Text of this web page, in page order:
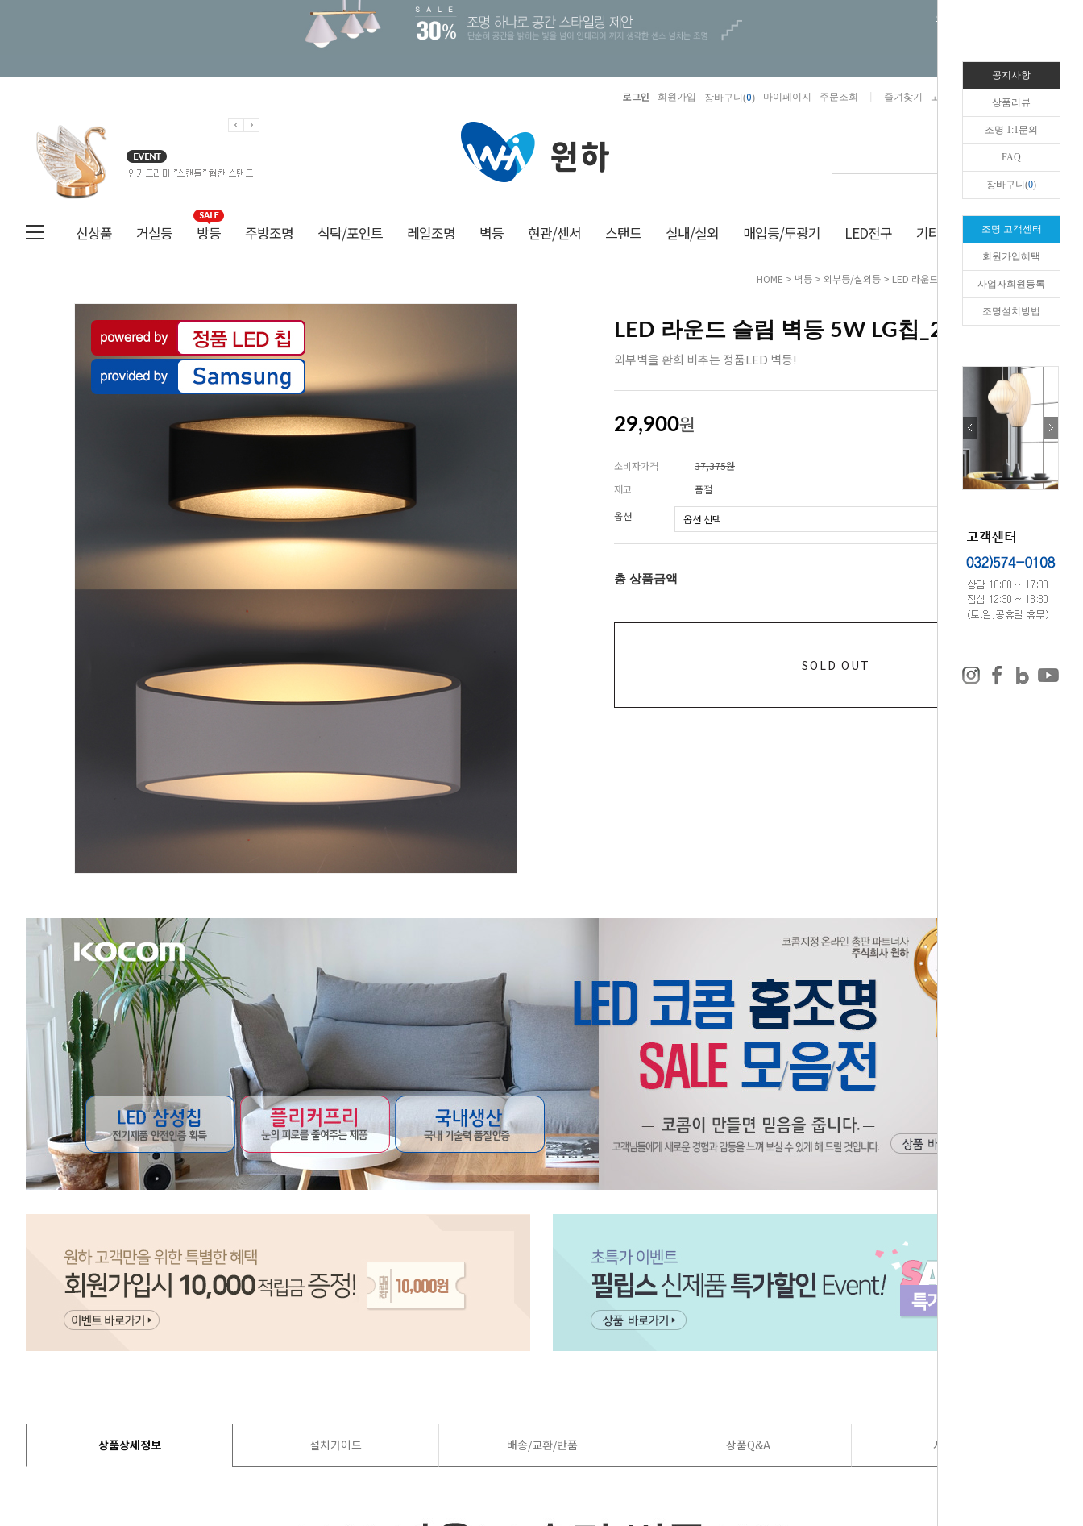
오늘하루 열지않음
로그인 회원가입 장바구니(0) 마이페이지 주문조회 즐겨찾기 고객센터 카카오톡채널/상담
신상품 거실등 방등 주방조명 식탁/포인트 레일조명 벽등 현관/센서 스탠드 실내/실외 매입등/투광기 LED전구 기타/잡화 생활/건강
HOME > 벽등 > 외부등/실외등 > LED 라운드 슬림 벽등 5W LG칩_2colors
LED 라운드 슬림 벽등 5W LG칩_2colors
외부벽을 환희 비추는 정품LED 벽등!
29,900원
소비자가격
37,375원
재고
품절
옵션
총 상품금액 0 원
SOLD OUT
상품상세정보 설치가이드 배송/교환/반품 상품Q&A 사용후기
공지사항
상품리뷰
조명 1:1문의
FAQ
장바구니(0)
조명 고객센터
회원가입혜택
사업자회원등록
조명설치방법